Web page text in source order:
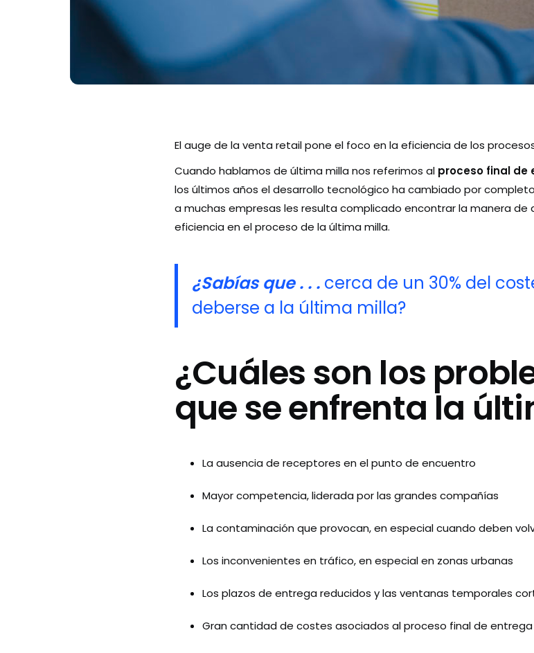
El auge de la venta retail pone el foco en la eficiencia de los
Cuando hablamos de última milla nos referimos al proceso final de
los últimos años el desarrollo tecnológico ha cambiado por
a muchas empresas les resulta complicado encontrar la manera
eficiencia en el proceso de la última milla.
¿Sabías que . . . cerca de un 30% del
deberse a la última milla?
¿Cuáles son los
que se enfrenta la
La ausencia de receptores en el punto de encuentro
Mayor competencia, liderada por las grandes compañías
La contaminación que provocan, en especial cuando deben
Los inconvenientes en tráfico, en especial en zonas urbanas
Los plazos de entrega reducidos y las ventanas temporales
Gran cantidad de costes asociados al proceso final de entrega